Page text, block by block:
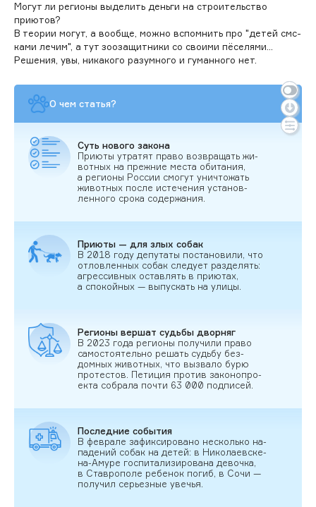
Могут ли регионы выделить деньги на строительство
приютов?
В теории могут, а вообще, можно вспомнить про "детей смс-
ками лечим", а тут зоозащитники со своими пёселями...
Решения, увы, никакого разумного и гуманного нет.
О чем статья?
Суть но­вого за­кона
При­юты ут­ра­тят пра­во воз­вра­щать жи­
вот­ных на преж­ние мес­та оби­тания,
а ре­ги­оны Рос­сии смо­гут унич­то­жать
жи­вот­ных пос­ле ис­те­чения ус­та­нов­
ленно­го сро­ка со­дер­жа­ния.
При­юты — для злых со­бак
В 2018 го­ду де­пута­ты пос­та­нови­ли, что
от­ловлен­ных со­бак сле­ду­ет раз­де­лять:
аг­рессив­ных ос­тавлять в при­ютах,
а спо­кой­ных — вы­пус­кать на ули­цы.
Ре­ги­оны вер­шат судь­бы двор­няг
В 2023 го­да ре­ги­оны по­лучи­ли пра­во
са­мос­то­ятель­но ре­шать судь­бу без­
домных жи­вот­ных, что выз­ва­ло бу­рю
про­тес­тов. Пе­тиция про­тив за­коноп­ро­
ек­та соб­ра­ла поч­ти 63 000 под­пи­сей.
Пос­ледние со­бытия
В фев­ра­ле за­фик­си­рова­но нес­коль­ко на­
паде­ний со­бак на де­тей: в Ни­кола­ев­ске-
на-Аму­ре гос­пи­тали­зиро­вана де­воч­ка,
в Став­ро­поле ре­бенок по­гиб, в Со­чи —
по­лучил серь­ез­ные увечья.